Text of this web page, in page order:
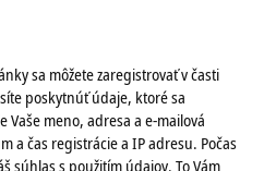
sa môžete zaregistrovať v časti
poskytnúť údaje, ktoré sa
Vaše meno, adresa a e-mailová
a čas registrácie a IP adresu. Počas
súhlas s použitím údajov. To Vám